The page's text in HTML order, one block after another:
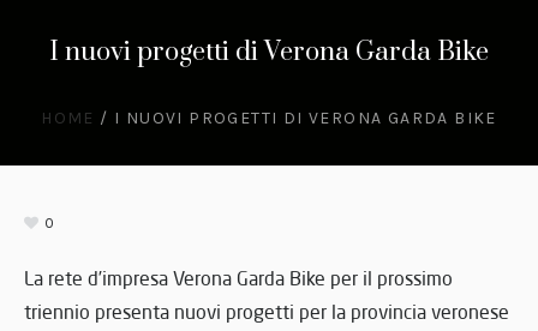
I nuovi progetti di Verona Garda Bike
HOME / I NUOVI PROGETTI DI VERONA GARDA BIKE
0
La rete d’impresa Verona Garda Bike per il prossimo
triennio presenta nuovi progetti per la provincia veronese